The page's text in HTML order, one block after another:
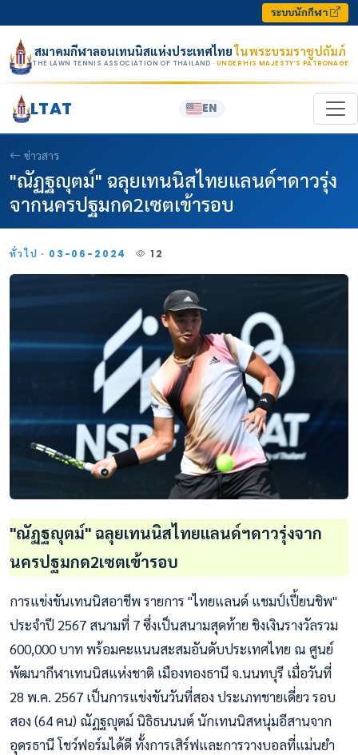
ระบบนักกีฬา
สมาคมกีฬาลอนเทนนิสแห่งประเทศไทยในพระบรมราชูปถัมภ์
THE LAWN TENNIS ASSOCIATION OF THAILAND · UNDER HIS MAJESTY’S PATRONAGE
LTAT EN
ข่าวสาร
"ณัฏฐญุตม์" ฉลุยเทนนิสไทยแลนด์ฯดาวรุ่ง
จากนครปฐมกด2เซตเข้ารอบ
ทั่วไป · 03-06-2024 12
"ณัฏฐญุตม์" ฉลุยเทนนิสไทยแลนด์ฯดาวรุ่งจาก
นครปฐมกด2เซตเข้ารอบ
การแข่งขันเทนนิสอาชีพ รายการ "ไทยแลนด์ แชมป์เปี้ยนชิพ"
ประจำปี 2567 สนามที่ 7 ซึ่งเป็นสนามสุดท้าย ชิงเงินรางวัลรวม
600,000 บาท พร้อมคะแนนสะสมอันดับประเทศไทย ณ ศูนย์
พัฒนากีฬาเทนนิสแห่งชาติ เมืองทองธานี จ.นนทบุรี เมื่อวันที่
28 พ.ค. 2567 เป็นการแข่งขันวันที่สอง ประเภทชายเดี่ยว รอบ
สอง (64 คน) ณัฏฐญุตม์ นิธิธนนนต์ นักเทนนิสหนุ่มอีสานจาก
อุดรธานี โชว์ฟอร์มได้ดี ทั้งการเสิร์ฟและการวางบอลที่แม่นยำ